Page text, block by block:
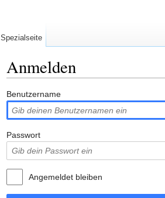
Anmelden
Benutzername
Passwort
Angemeldet bleiben
Spezialseite